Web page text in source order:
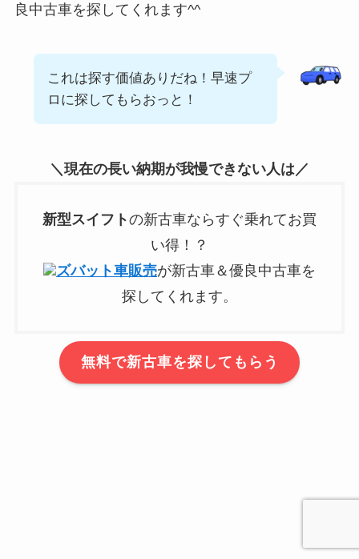
良中古車を探してくれます^^
これは探す価値ありだね！早速プ
ロに探してもらおっと！
＼現在の長い納期が我慢できない人は／
新型スイフトの新古車ならすぐ乗れてお買
い得！？
ズバット車販売が新古車＆優良中古車を
探してくれます。
無料で新古車を探してもらう